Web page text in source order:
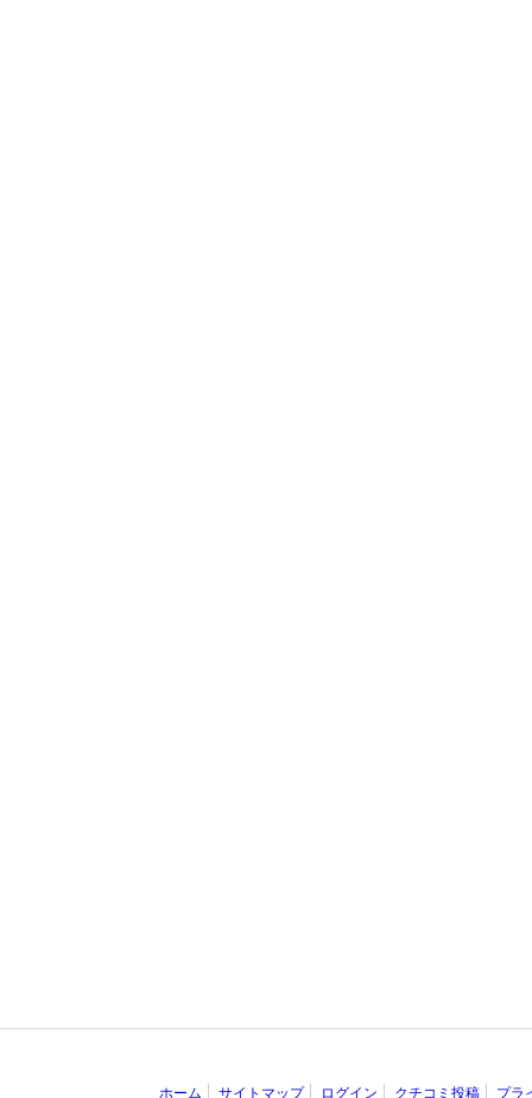
ホーム サイトマップ ログイン クチコミ投稿 プラ